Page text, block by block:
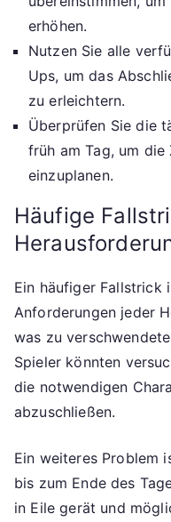
erhöhen.
Nutzen Sie alle
Ups, um das
zu erleichtern.
Überprüfen Sie die
früh am Tag, um
einzuplanen.
Häufige
Ein häufiger Fallstrick
Anforderungen jeder
was zu
Spieler könnten
die notwendigen
abzuschließen.
Ein weiteres Problem
bis zum Ende des
in Eile gerät und